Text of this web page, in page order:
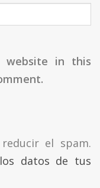
website in this
el spam.
datos de tus